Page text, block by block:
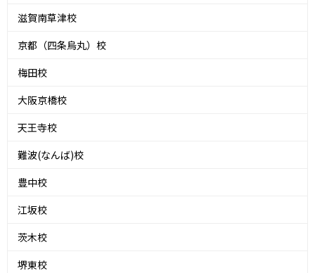
滋賀南草津校
京都（四条烏丸）校
梅田校
大阪京橋校
天王寺校
難波(なんば)校
豊中校
江坂校
茨木校
堺東校